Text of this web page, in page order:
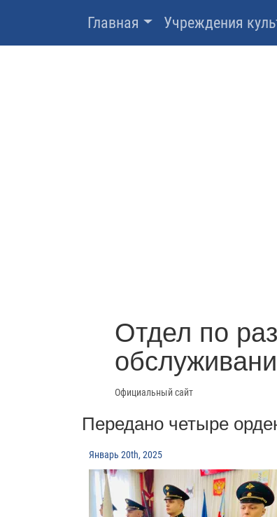
Главная Учреждения
Отдел по
Официальный сайт
Передано четыре
Январь 20th, 2025